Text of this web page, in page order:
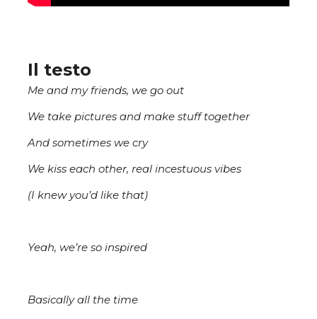
Il testo
Me and my friends, we go out
We take pictures and make stuff together
And sometimes we cry
We kiss each other, real incestuous vibes
(I knew you’d like that)
Yeah, we’re so inspired
Basically all the time